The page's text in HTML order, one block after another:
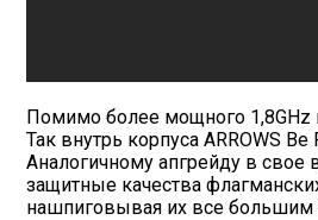
Помимо более мощного 1,8GHz
Так внутрь корпуса ARROWS
Аналогичному апгрейду в свое
защитные качества
нашпиговывая их все большим